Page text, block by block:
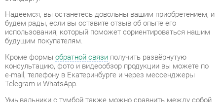
Кроме формы
консультацию, фото и видеообзор продукции вы можете по
e-mail, телефону в Екатеринбурге и через мессенджеры
Telegram и WhatsApp.
Умывальники с тумбой также можно сравнить между собой
в нашем шоу-руме и купить Тумба Corozo Corozo Лорена 65
9115 Антик, самостоятельно забрав его с нашего
центрального склада в г. Екатеринбург. Полный список
адресов и магазинов смотрите на страницеконтактов.